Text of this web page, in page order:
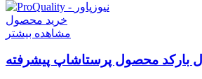
خرید محصول
مشاهده بیشتر
بارکد محصول پرستاشاپ پیشرفته